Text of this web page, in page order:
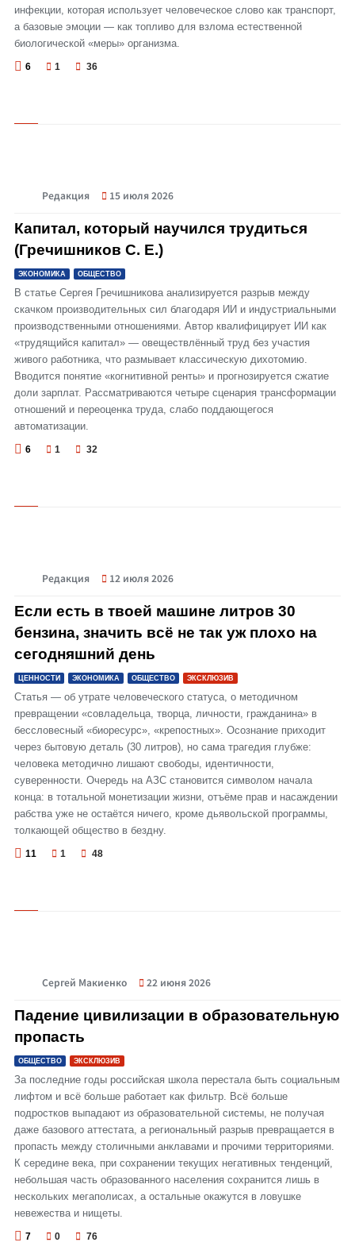
инфекции, которая использует человеческое слово как транспорт,
а базовые эмоции — как топливо для взлома естественной
биологической «меры» организма.
6 1 36
Редакция 15 июля 2026
Капитал, который научился трудиться
(Гречишников С. Е.)
ЭКОНОМИКА ОБЩЕСТВО
В статье Сергея Гречишникова анализируется разрыв между
скачком производительных сил благодаря ИИ и индустриальными
производственными отношениями. Автор квалифицирует ИИ как
«трудящийся капитал» — овеществлённый труд без участия
живого работника, что размывает классическую дихотомию.
Вводится понятие «когнитивной ренты» и прогнозируется сжатие
доли зарплат. Рассматриваются четыре сценария трансформации
отношений и переоценка труда, слабо поддающегося
автоматизации.
6 1 32
© Если есть в твоей машине литров 30 бензина, значить всё не так уж плохо
Редакция 12 июля 2026
Если есть в твоей машине литров 30
бензина, значить всё не так уж плохо на
сегодняшний день
ЦЕННОСТИ ЭКОНОМИКА ОБЩЕСТВО ЭКСКЛЮЗИВ
Статья — об утрате человеческого статуса, о методичном
превращении «совладельца, творца, личности, гражданина» в
бессловесный «биоресурс», «крепостных». Осознание приходит
через бытовую деталь (30 литров), но сама трагедия глубже:
человека методично лишают свободы, идентичности,
суверенности. Очередь на АЗС становится символом начала
конца: в тотальной монетизации жизни, отъёме прав и насаждении
рабства уже не остаётся ничего, кроме дьявольской программы,
толкающей общество в бездну.
11 1 48
Сергей Макиенко 22 июня 2026
Падение цивилизации в образовательную
пропасть
ОБЩЕСТВО ЭКСКЛЮЗИВ
За последние годы российская школа перестала быть социальным
лифтом и всё больше работает как фильтр. Всё больше
подростков выпадают из образовательной системы, не получая
даже базового аттестата, а региональный разрыв превращается в
пропасть между столичными анклавами и прочими территориями.
К середине века, при сохранении текущих негативных тенденций,
небольшая часть образованного населения сохранится лишь в
нескольких мегаполисах, а остальные окажутся в ловушке
невежества и нищеты.
7 0 76